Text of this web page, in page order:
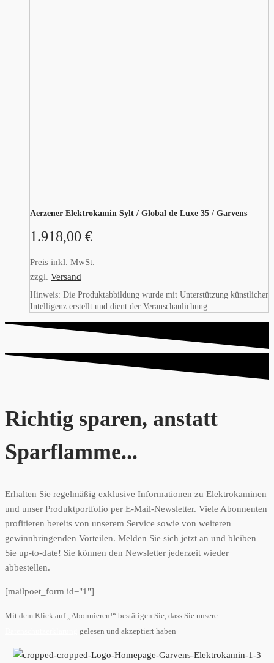
Aerzener Elektrokamin Sylt / Global de Luxe 35 / Garvens
1.918,00 €
Preis inkl. MwSt.
zzgl. Versand
Hinweis: Die Produktabbildung wurde mit Unterstützung künstlicher
Intelligenz erstellt und dient der Veranschaulichung.
Richtig sparen, anstatt
Sparflamme...
Erhalten Sie regelmäßig exklusive Informationen zu Elektrokaminen
und unser Produktportfolio per E-Mail-Newsletter. Viele Abonnenten
profitieren bereits von unserem Service sowie von weiteren
gewinnbringenden Vorteilen. Melden Sie sich jetzt an und bleiben
Sie up-to-date! Sie können den Newsletter jederzeit wieder
abbestellen.
[mailpoet_form id="1"]
Mit dem Klick auf „Abonnieren!“ bestätigen Sie, dass Sie unsere
gelesen und akzeptiert haben